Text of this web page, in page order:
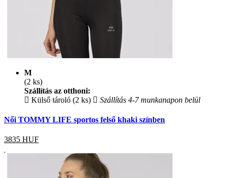
M
(2 ks)
Szállítás az otthoni:
Külső tároló (2 ks)
Szállítás 4-7 munkanapon belül
Női TOMMY LIFE sportos felső khaki színben
3835 HUF